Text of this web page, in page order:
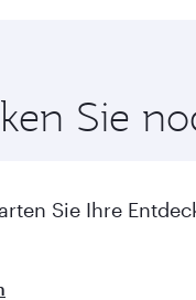
Sie
Sie Ihre